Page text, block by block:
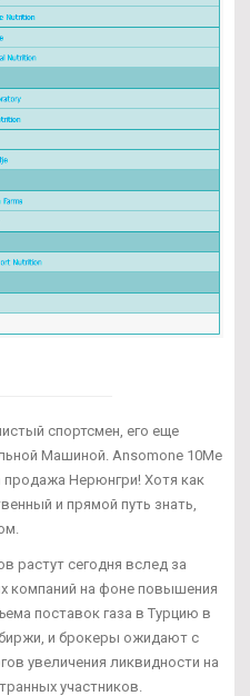
спортсмен, его еще
Машиной. Ansomone 10Me
продажа Нерюнгри! Хотя как
и прямой путь знать,
растут сегодня вслед за
компаний на фоне повышения
поставок газа в Турцию в
и брокеры ожидают с
увеличения ликвидности на
участников.